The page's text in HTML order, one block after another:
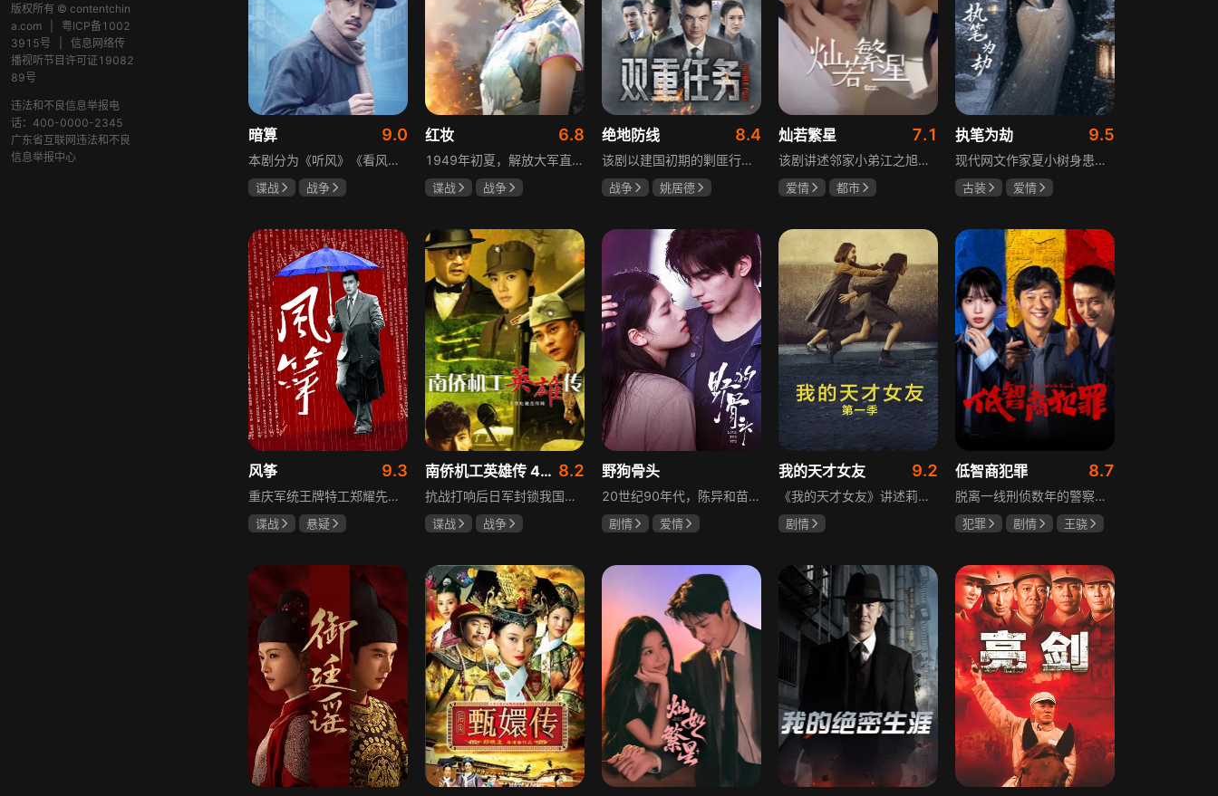
版权所有 © contentchin
a.com
粤ICP备1002
3915号
信息网络传
播视听节目许可证19082
89号
违法和不良信息举报电
话：400-0000-2345
广东省互联网违法和不良
信息举报中心
暗算 9.0
本剧分为《听风》《看风》和《捕风》三个篇章，三者在时间关系及故事上相对独立，又千丝万缕。听风，即无线电侦听者，是一群“靠耳朵打江山”的人，他们的耳朵可以听到天外之音、无声之音、秘密之音。看风，即密码破译的人，是一群“善于神机妙算”的人，他们的慧眼可以识破天机、释读天书、看阅无字之书。捕风，即我党地下工作者，在国民党大肆实施白色恐怖时期，他们是牺牲者更是战斗者，乔装打扮深入虎穴，迎风而战，为缔造共和国立下不朽的丰功伟业。
谍战
战争
红妆 6.8
1949年初夏，解放大军直抵上海，国民党国防部保密局的中共地下党员邓家骥奉命撤往台湾，其妻同为地下党的沈荷因临产被留在上海。新中国成立之初，面对敌特的破坏活动，斗争形势严峻，沈荷隐藏真实身份，继续与敌人展开新一轮斗争，在隐秘战线坚守信仰，为新政权的稳定默默奉献。
谍战
战争
绝地防线 8.4
该剧以建国初期的剿匪行动为背景，讲述中国人民解放军西线小分队追击黑山寺国民党残部的故事。小分队在执行任务过程中，严格遵照上级指示，既要完成军事目标，又全力保护沿途百姓的生命财产安全，同时对残部人员采取劝降与救治相结合的策略。最终，小分队成功控制了区域内的疫情，救出了愿意投诚的士兵，圆满完成了剿匪解救任务，展现了解放军的优良作风与使命担当。
战争
姚居德
灿若繁星 7.1
该剧讲述邻家小弟江之旭留学归来，竟成了夏千星的顶头上司。从小管着江之旭、事事压他一头的夏千星无法接受，两人互不服气，在公司内外明争暗斗。江之旭借职位刁难夏千星，夏千星则用姐姐身份压制他，然而夏千星不知道，江之旭拼尽全力坐上这个位子，就是为了陪在她身边保护她。
爱情
都市
执笔为劫 9.5
现代网文作家夏小树身患绝症，临终前未能完成最后一部长篇小说，带着遗憾离世，却意外穿越进自己笔下的世界，成为书中的明月公主。夏小树步步为营，一次次改写危机。当夏小树耗尽预知，失去剧本掌控，她和萧景琰的命运急转直下。萧景琰被逼另娶他人，两人被迫私奔，却在曙光初现时遭遇追兵——夏小树中箭身亡，萧景琰抱着她痛不欲生。十年后，登基为帝的萧景琰在上元灯会上，遇见一个提着兔子灯的姑娘，与当年的明月一模一样……
古装
爱情
风筝 9.3
重庆军统王牌特工郑耀先实为潜伏的中共特工“风筝”，上线牺牲后他与组织失联，解放后化名周志乾继续提供情报。身份证实后他仍协助破获特务案，三十年情报生涯中他遭敌人追杀、妻离子散，为国家牺牲是他的人生价值。
谍战
悬疑
南侨机工英雄传 43集版 8.2
抗战打响后日军封锁我国运输路线，神鼓滇缅公路撑起抗战后勤补给，因急缺司机和技工，三千余名南洋华侨毅然归国共赴国难。方家兄弟是典型代表，大哥方天海表面投靠日军实为中共地下工作者，委曲求全游走生死间；弟弟方千树从纨绔子弟成长为抗日战士。剧集以真实历史为背景，展现华侨爱国情怀与民族大义。
谍战
战争
野狗骨头
20世纪90年代，陈异和苗靖因父母相识结缘，从充满敌意到彼此依靠，后因家庭变故不得不相依为命。大学时苗靖告白，陈异却因纵火案逼她离开藤城。多年后重逢，陈异为保护苗靖以身入局，两人并肩对抗走私团伙，最终陈异告白，两人终成眷属。
剧情
爱情
我的天才女友 9.2
《我的天才女友》讲述莉拉和莱侬这对好朋友的童年与少年时代。故事从友情开始，描绘女性友情的微妙变化——她们相互支持、妒忌和猜疑，又不断向外拓展，在与外部世界的试探中为自己塑形。莉拉聪明漂亮，莱侬羡慕她的天赋与决断力，两人都视对方为隐秘镜子，暗暗角力，展现女性成长中的复杂关系与自我探寻。
剧情
玛格丽塔·马祖可
低智商犯罪 8.7
脱离一线刑侦数年的警察张一昂，因省厅匿名举报信被派往三江口调查。他刚到就遇刑警队长被害，洗清嫌疑时意外抓获连环杀人案凶手，迅速建立声望。张一昂锁定当地富商周荣团伙，蠢贼间勾心斗角的蝴蝶效应助警方屡建奇功，最终查明同僚遇害真相，让真凶落网。剧集以喜剧风格展现刑侦故事，充满黑色幽默。
犯罪 剧情
王骁